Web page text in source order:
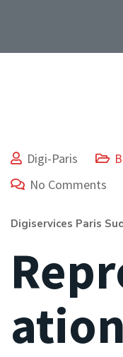
Digi-Paris
No Comments
Digiservices Paris